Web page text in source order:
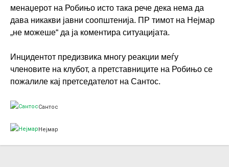
менаџерот на Робињо исто така рече дека нема да
дава никакви јавни соопштенија. ПР тимот на Нејмар
„не можеше“ да ја коментира ситуацијата.
Инцидентот предизвика многу реакции меѓу
членовите на клубот, а претставниците на Робињо се
пожалиле кај претседателот на Сантос.
Сантос
Нејмар